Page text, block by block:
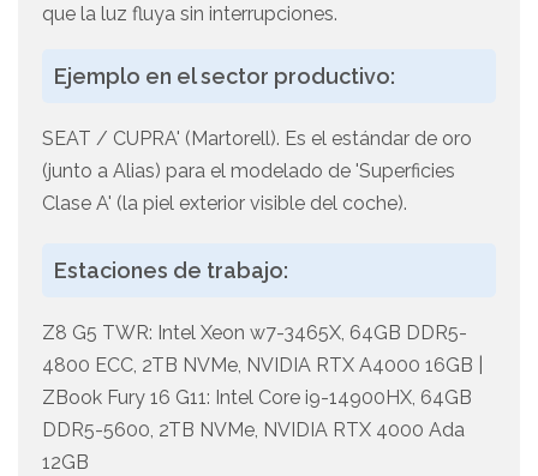
que la luz fluya sin interrupciones.
Ejemplo en el sector productivo:
SEAT / CUPRA' (Martorell). Es el estándar de oro
(junto a Alias) para el modelado de 'Superficies
Clase A' (la piel exterior visible del coche).
Estaciones de trabajo:
Z8 G5 TWR: Intel Xeon w7-3465X, 64GB DDR5-
4800 ECC, 2TB NVMe, NVIDIA RTX A4000 16GB |
ZBook Fury 16 G11: Intel Core i9-14900HX, 64GB
DDR5-5600, 2TB NVMe, NVIDIA RTX 4000 Ada
12GB